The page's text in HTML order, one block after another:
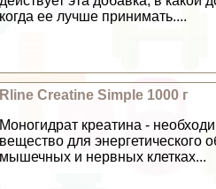
когда ее лучше принимать....
Rline Creatine Simple 1000 г
Моногидрат креатина -
вещество для энергетического
мышечных и нервных клетках...